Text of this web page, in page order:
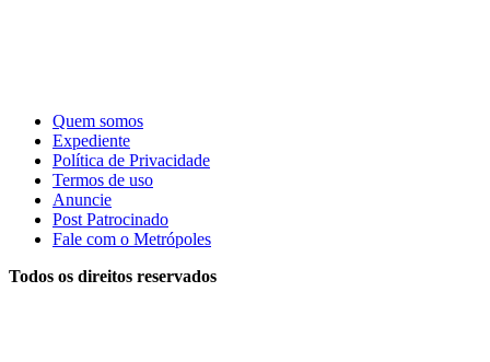
Quem somos
Expediente
Política de Privacidade
Termos de uso
Anuncie
Post Patrocinado
Fale com o Metrópoles
Todos os direitos reservados